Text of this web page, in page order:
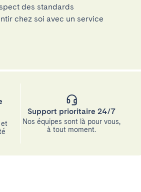
des standards
chez soi avec un service
Support prioritaire 24/7
Nos équipes sont là pour vous,
à tout moment.